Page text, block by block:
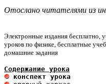
Отослано читателями из
Электронные издания бесплатно,
уроков по физике, бесплатные
домашние задания
Содержание урока
конспект